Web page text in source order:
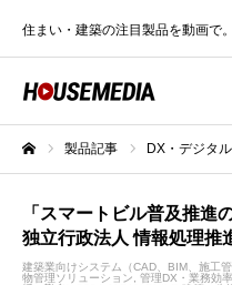
住まい・建築の注目製品を動画で
製品記事 DX・デジタ
「スマートビル普及推進
独立行政法人 情報処理推
建築業向けシステム（CAD、BIM、施工管
物管理ソリューション
管理DX・業務効